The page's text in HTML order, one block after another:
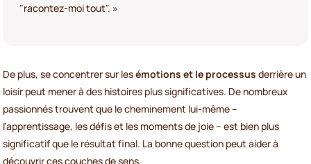
"racontez-moi tout". »
De plus, se concentrer sur lesémotions et le processus derrière un
loisir peut mener à des histoires plus significatives. De nombreux
passionnés trouvent que le cheminement lui-même –
l'apprentissage, les défis et les moments de joie – est bien plus
significatif que le résultat final. La bonne question peut aider à
découvrir ces couches de sens.